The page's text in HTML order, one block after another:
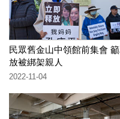
民眾舊金山中領館前集會
放被綁架親人
2022-11-04